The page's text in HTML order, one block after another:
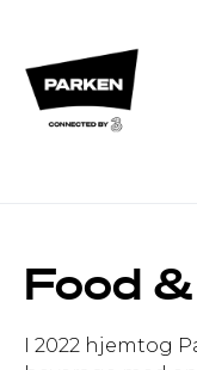
Food
I 2022 hjemtog